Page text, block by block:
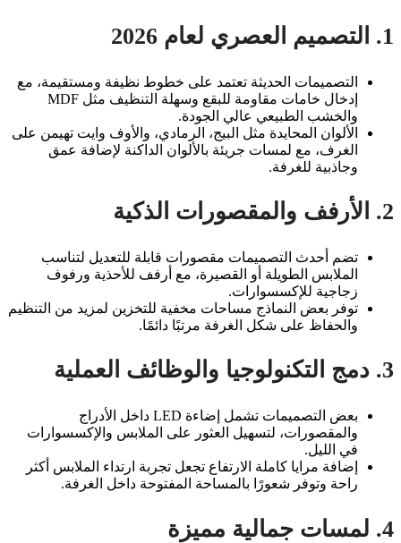
1. التصميم العصري لعام 2026
التصميمات الحديثة تعتمد على خطوط نظيفة ومستقيمة، مع
إدخال خامات مقاومة للبقع وسهلة التنظيف مثل MDF
والخشب الطبيعي عالي الجودة.
الألوان المحايدة مثل البيج، الرمادي، والأوف وايت تهيمن على
الغرف، مع لمسات جريئة بالألوان الداكنة لإضافة عمق
وجاذبية للغرفة.
2. الأرفف والمقصورات الذكية
تضم أحدث التصميمات مقصورات قابلة للتعديل لتناسب
الملابس الطويلة أو القصيرة، مع أرفف للأحذية ورفوف
زجاجية للإكسسوارات.
توفر بعض النماذج مساحات مخفية للتخزين لمزيد من التنظيم
والحفاظ على شكل الغرفة مرتبًا دائمًا.
3. دمج التكنولوجيا والوظائف العملية
بعض التصميمات تشمل إضاءة LED داخل الأدراج
والمقصورات، لتسهيل العثور على الملابس والإكسسوارات
في الليل.
إضافة مرايا كاملة الارتفاع تجعل تجربة ارتداء الملابس أكثر
راحة وتوفر شعورًا بالمساحة المفتوحة داخل الغرفة.
4. لمسات جمالية مميزة